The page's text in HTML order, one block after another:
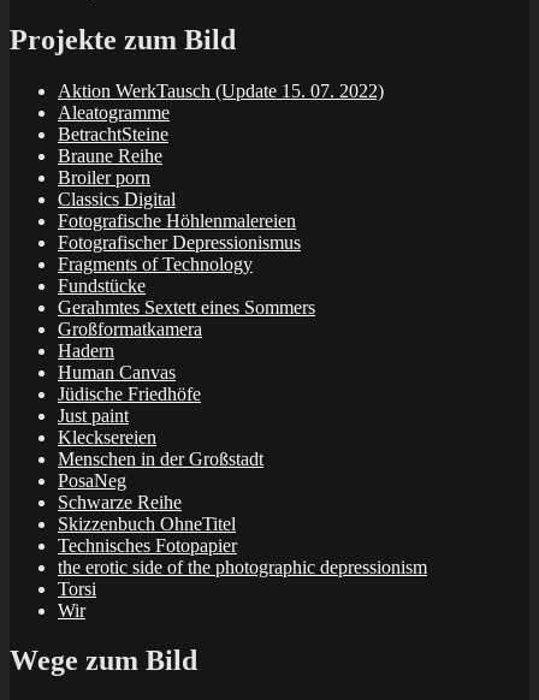
Projekte zum Bild
Aktion WerkTausch (Update 15. 07. 2022)
Aleatogramme
BetrachtSteine
Braune Reihe
Broiler porn
Classics Digital
Fotografische Höhlenmalereien
Fotografischer Depressionismus
Fragments of Technology
Fundstücke
Gerahmtes Sextett eines Sommers
Großformatkamera
Hadern
Human Canvas
Jüdische Friedhöfe
Just paint
Klecksereien
Menschen in der Großstadt
PosaNeg
Schwarze Reihe
Skizzenbuch OhneTitel
Technisches Fotopapier
the erotic side of the photographic depressionism
Torsi
Wir
Wege zum Bild